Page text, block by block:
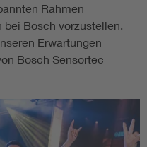
Rahmen
Bosch vorzustellen.
Erwartungen
Bosch Sensortec